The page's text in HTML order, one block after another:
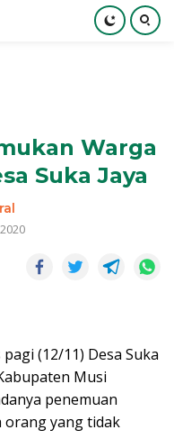
Warga
Suka Jaya
pagi (12/11) Desa Suka
Musi
penemuan
orang yang tidak